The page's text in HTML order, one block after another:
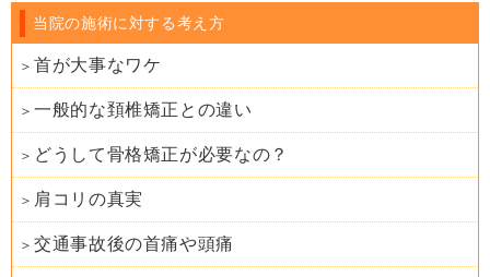
当院の施術に対する考え方
首が大事なワケ
一般的な頚椎矯正との違い
どうして骨格矯正が必要なの？
肩コリの真実
交通事故後の首痛や頭痛